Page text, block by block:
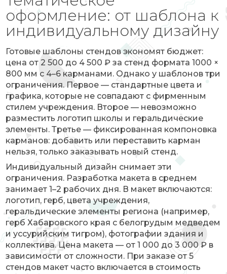
оформление: от шаблона к
индивидуальному дизайну
Готовые шаблоны стендов экономят бюджет:
цена от 2 500 до 4 500 ₽ за стенд формата 1000 ×
800 мм с 4–6 карманами. Однако у шаблонов три
ограничения. Первое — стандартные цвета и
графика, которые не совпадают с фирменным
стилем учреждения. Второе — невозможно
разместить логотип школы и геральдические
элементы. Третье — фиксированная компоновка
карманов: добавить или переставить карман
нельзя, только заказывать новый стенд.
Индивидуальный дизайн снимает эти
ограничения. Разработка макета в среднем
занимает 1–2 рабочих дня. В макет включаются:
логотип, герб, цвета учреждения,
геральдические элементы региона (например,
герб Хабаровского края с белогрудым медведем
и уссурийским тигром), фотографии здания и
коллектива. Цена макета — от 1 000 до 3 000 ₽ в
зависимости от сложности. При заказе от 5
стендов макет часто включается в стоимость